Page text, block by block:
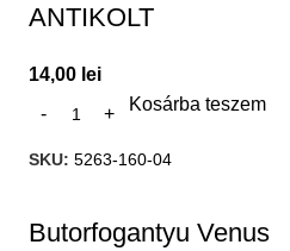
ANTIKOLT
14,00 lei
Kosárba teszem
SKU: 5263-160-04
Butorfogantyu Venus